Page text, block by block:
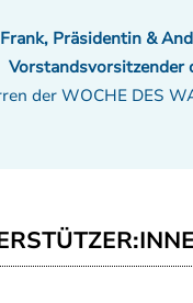
Präsidentin &
Vorstandsvorsitzender
der WOCHE DES